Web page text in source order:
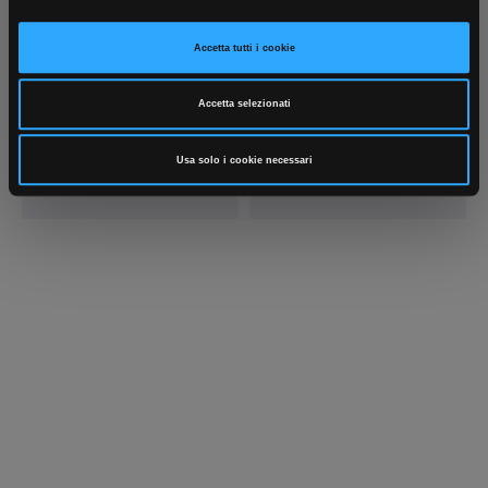
Accetta tutti i cookie
Accetta selezionati
Usa solo i cookie necessari
Scrivici
Parla con il tuo customer care
Punti vendita
Negozi di materiale elettrico vicino a